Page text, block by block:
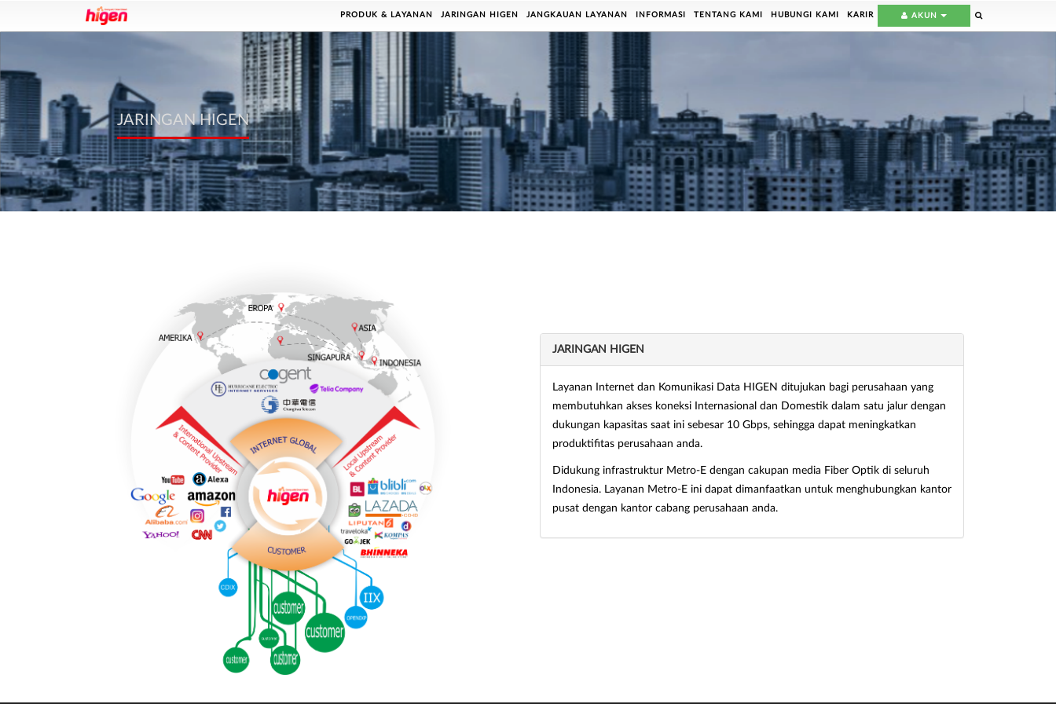
PRODUK & LAYANAN JARINGAN HIGEN JANGKAUAN LAYANAN INFORMASI TENTANG KAMI HUBUNGI KAMI KARIR AKUN
JARINGAN HIGEN
JARINGAN HIGEN
Layanan Internet dan Komunikasi Data HIGEN ditujukan bagi perusahaan yang
membutuhkan akses koneksi Internasional dan Domestik dalam satu jalur dengan
dukungan kapasitas saat ini sebesar 10 Gbps, sehingga dapat meningkatkan
produktifitas perusahaan anda.
Didukung infrastruktur Metro-E dengan cakupan media Fiber Optik di seluruh
Indonesia. Layanan Metro-E ini dapat dimanfaatkan untuk menghubungkan kantor
pusat dengan kantor cabang perusahaan anda.